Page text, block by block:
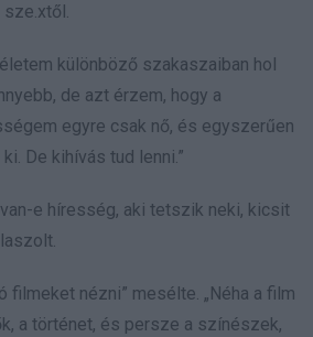
sze.xtől.
különböző szakaszaiban hol
de azt érzem, hogy a
egyre csak nő, és egyszerűen
De kihívás tud lenni.”
e híresség, aki tetszik neki, kicsit
filmeket nézni” mesélte. „Néha a film
a történet, és persze a színészek,